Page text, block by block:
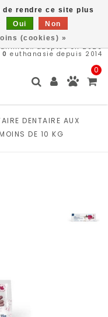
adoptés en 2026
0 euthanasie depuis 2014
0
DENTAIRE AUX
DE 10 KG
rendre ce site plus
Oui
Non
(cookies) »
de 89$*